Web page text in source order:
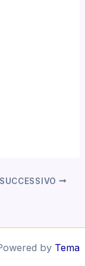
SUCCESSIVO
by Tema